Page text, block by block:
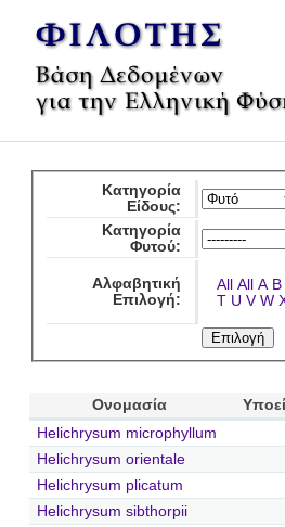
Κατηγορία
Είδους:
Κατηγορία
Φυτού:
Αλφαβητική
Επιλογή:
All All A B
T U V W
Ονομασία
Helichrysum microphyllum
Helichrysum orientale
Helichrysum plicatum
Helichrysum sibthorpii